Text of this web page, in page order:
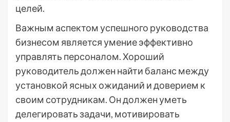
целей.
Важным аспектом успешного руководства
бизнесом является умение эффективно
управлять персоналом. Хороший
руководитель должен найти баланс между
установкой ясных ожиданий и доверием к
своим сотрудникам. Он должен уметь
делегировать задачи, мотивировать